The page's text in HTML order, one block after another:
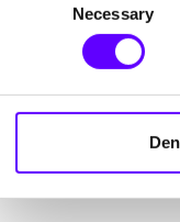
Necessary